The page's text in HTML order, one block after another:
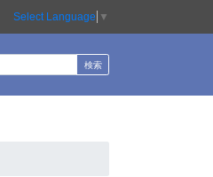
Select Language ▼